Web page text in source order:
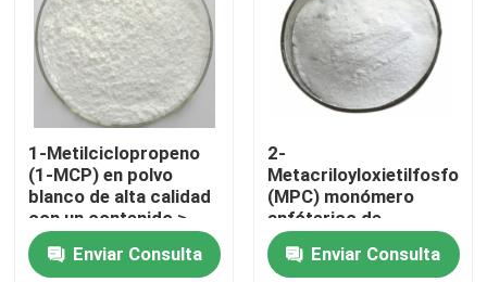
Productos
Vídeos
1-Metilciclopropeno
(1-MCP) en polvo
blanco de alta calidad
con un contenido ≥
3,3% como inhibidor
efectivo del etileno
Enviar Consulta
2-
(MPC) monómero
anfóterico de
metacrilato
zwitteriónico que
Enviar Consulta